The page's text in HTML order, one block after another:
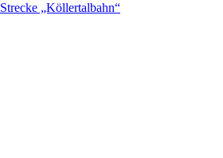
Strecke „Köllertalbahn“